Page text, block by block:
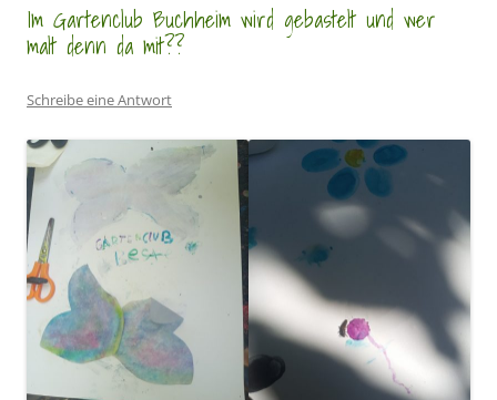
Im Gartenclub Buchheim wird gebastelt und wer
malt denn da mit??
Schreibe eine Antwort